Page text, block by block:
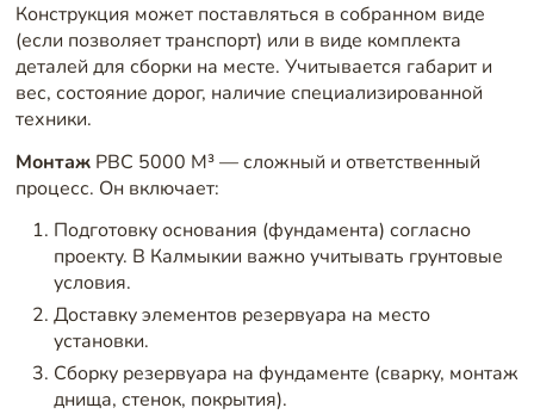
Конструкция может поставляться в собранном виде
(если позволяет транспорт) или в виде комплекта
деталей для сборки на месте. Учитывается габарит и
вес, состояние дорог, наличие специализированной
техники.
МонтажРВС 5000 М³ — сложный и ответственный
процесс. Он включает:
Подготовку основания (фундамента) согласно
проекту. В Калмыкии важно учитывать грунтовые
условия.
Доставку элементов резервуара на место
установки.
Сборку резервуара на фундаменте (сварку, монтаж
днища, стенок, покрытия).